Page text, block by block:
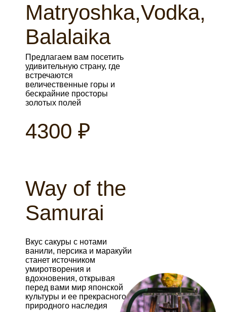
Way of the
Samurai
Вкус сакуры с нотами
ванили, персика и маракуйи
станет источником
умиротворения и
вдохновения, открывая
перед вами мир японской
культуры и ее прекрасного
природного наследия
Matryoshka,Vodka,
Balalaika
Предлагаем вам посетить
удивительную страну, где
встречаются
величественные горы и
бескрайние просторы
золотых полей
4300 ₽